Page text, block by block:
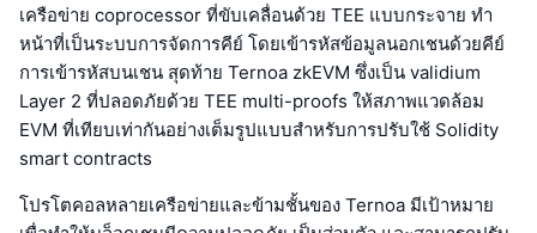
เครือข่าย coprocessor ที่ขับเคลื่อนด้วย TEE แบบกระจาย ทำ
หน้าที่เป็นระบบการจัดการคีย์ โดยเข้ารหัสข้อมูลนอกเชนด้วยคีย์
การเข้ารหัสบนเชน สุดท้าย Ternoa zkEVM ซึ่งเป็น validium
Layer 2 ที่ปลอดภัยด้วย TEE multi-proofs ให้สภาพแวดล้อม
EVM ที่เทียบเท่ากันอย่างเต็มรูปแบบสำหรับการปรับใช้ Solidity
smart contracts
โปรโตคอลหลายเครือข่ายและข้ามชั้นของ Ternoa มีเป้าหมาย